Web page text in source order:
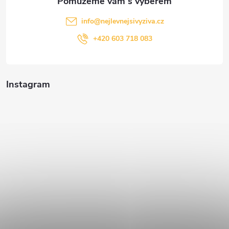
Instagram
info@nejlevnejsivyziva.cz
+420 603 718 083